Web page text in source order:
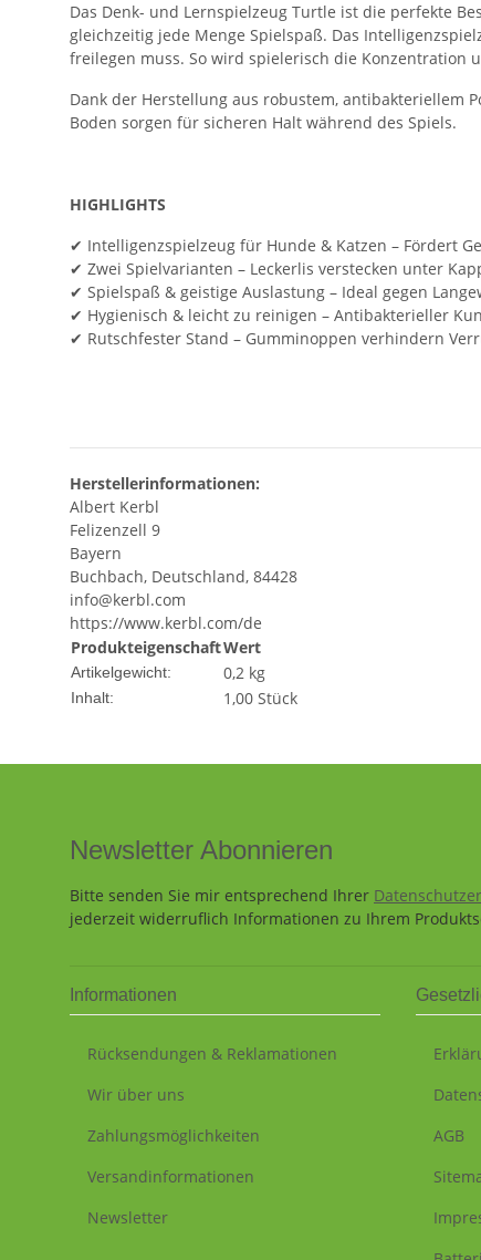
Das Denk- und Lernspielzeug Turtle ist die perfekte
gleichzeitig jede Menge Spielspaß. Das
freilegen muss. So wird spielerisch die Konzentration
Dank der Herstellung aus robustem, antibakteriellem
Boden sorgen für sicheren Halt während des Spiels.
HIGHLIGHTS
✔ Intelligenzspielzeug für Hunde & Katzen – Fördert
✔ Zwei Spielvarianten – Leckerlis verstecken unter
✔ Spielspaß & geistige Auslastung – Ideal gegen
✔ Hygienisch & leicht zu reinigen – Antibakterieller
✔ Rutschfester Stand – Gumminoppen verhindern
Herstellerinformationen:
Albert Kerbl
Felizenzell 9
Bayern
Buchbach, Deutschland, 84428
info@kerbl.com
https://www.kerbl.com/de
ProdukteigenschaftWert
Artikelgewicht: 0,2 kg
Inhalt: 1,00 Stück
Newsletter Abonnieren
Bitte senden Sie mir entsprechend Ihrer
jederzeit widerruflich Informationen zu Ihrem
Informationen
Rücksendungen & Reklamationen
Wir über uns
Zahlungsmöglichkeiten
Versandinformationen
Newsletter
AGB